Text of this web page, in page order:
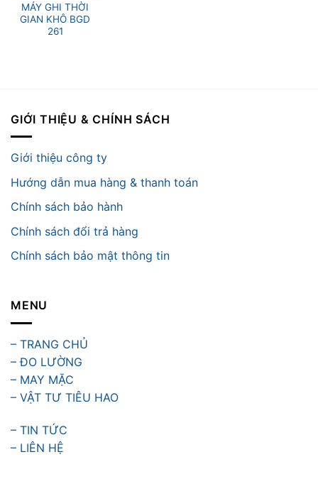
MÁY GHI THỜI
GIAN KHÔ BGD
261
GIỚI THIỆU & CHÍNH SÁCH
Giới thiệu công ty
Hướng dẫn mua hàng & thanh toán
Chính sách bảo hành
Chính sách đổi trả hàng
Chính sách bảo mật thông tin
MENU
– TRANG CHỦ
– ĐO LƯỜNG
– MAY MẶC
– VẬT TƯ TIÊU HAO
– TIN TỨC
– LIÊN HỆ